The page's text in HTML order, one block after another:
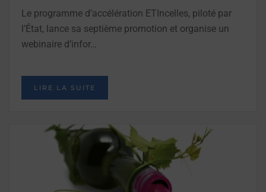
Le programme d’accélération ETIncelles, piloté par
l’État, lance sa septième promotion et organise un
webinaire d’infor…
LIRE LA SUITE